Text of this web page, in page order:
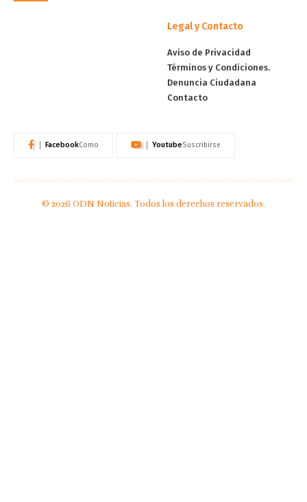
Legal y Contacto
Aviso de Privacidad
Términos y Condiciones.
Denuncia Ciudadana
Contacto
FacebookComo YoutubeSuscribirse
© 2026 ODN Noticias. Todos los derechos reservados.